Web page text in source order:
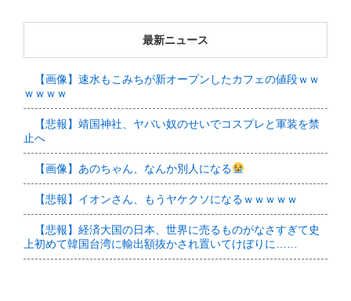
最新ニュース
【画像】速水もこみちが新オープンしたカフェの値段ｗｗ
ｗｗｗｗ
【悲報】靖国神社、ヤバい奴のせいでコスプレと軍装を禁
止へ
【画像】あのちゃん、なんか別人になる
【悲報】イオンさん、もうヤケクソになるｗｗｗｗｗ
【悲報】経済大国の日本、世界に売るものがなさすぎて史
上初めて韓国台湾に輸出額抜かされ置いてけぼりに……